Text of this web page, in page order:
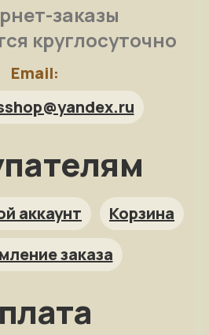
заказы
круглосуточно
Email:
аккаунт
Корзина
заказа
на заказ